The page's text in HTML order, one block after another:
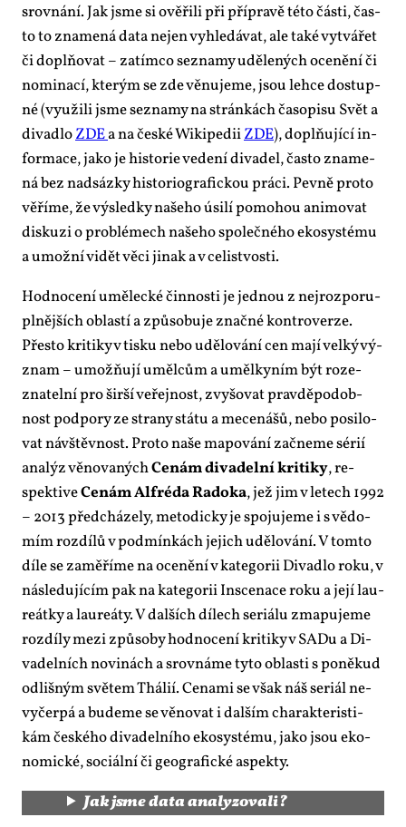
srov­ná­ní. Jak jsme si ově­ři­li při pří­pra­vě té­to čás­ti, čas­
to to zna­me­ná da­ta nejen vy­hle­dá­vat, ale ta­ké vy­tvá­řet
či do­pl­ňo­vat – za­tím­co se­zna­my udě­le­ných oce­ně­ní či
no­mi­na­cí, kte­rým se zde vě­nu­je­me, jsou lehce do­stup­
né (vy­u­ži­li jsme se­zna­my na strán­kách ča­so­pi­su Svět a
di­va­dloZDEa na čes­ké Wi­ki­pe­diiZDE), do­pl­ňu­jí­cí in­
for­ma­ce, ja­ko je his­to­rie ve­de­ní di­va­del, čas­to zna­me­
ná bez nad­sáz­ky his­to­ri­o­gra­fic­kou prá­ci. Pev­ně pro­to
vě­ří­me, že vý­sled­ky na­še­ho úsi­lí po­mo­hou ani­mo­vat
dis­ku­zi o pro­blé­mech na­še­ho spo­leč­né­ho eko­sys­té­mu
a umož­ní vi­dět vě­ci ji­nak a v ce­list­vos­ti.
Hod­no­ce­ní umě­lec­ké čin­nos­ti je jed­nou z nej­roz­po­ru­
pl­něj­ších ob­las­tí a způ­so­bu­je znač­né kon­tro­ver­ze.
Přes­to kri­ti­ky v tis­ku ne­bo udě­lo­vá­ní cen ma­jí vel­ký vý­
znam – umož­ňu­jí uměl­cům a uměl­ky­ním být ro­ze­
zna­tel­ní pro šir­ší ve­řej­nost, zvy­šo­vat prav­dě­po­dob­
nost pod­po­ry ze stra­ny stá­tu a me­ce­nášů, ne­bo po­si­lo­
vat ná­vštěv­nost. Pro­to na­še ma­po­vá­ní za­čne­me sé­rií
ana­lýz vě­no­va­nýchCe­nám di­va­del­ní kri­ti­ky, re­
spek­ti­veCe­nám Alfréda Ra­do­ka, jež jim v le­tech 1992
– 2013 před­chá­ze­ly, me­to­dic­ky je spo­ju­je­me i s vě­do­
mím roz­dí­lů v pod­mín­kách je­jich udě­lo­vá­ní. V tom­to
dí­le se za­mě­ří­me na oce­ně­ní v ka­te­go­rii Di­va­dlo roku, v
ná­sle­du­jí­cím pak na ka­te­go­rii In­sce­na­ce roku a je­jí lau­
re­át­ky a lau­re­á­ty. V dal­ších dí­lech se­ri­á­lu zma­pu­je­me
roz­dí­ly me­zi způ­so­by hod­no­ce­ní kri­ti­ky v SA­Du a Di­
va­del­ních no­vi­nách a srov­ná­me ty­to ob­las­ti s po­ně­kud
od­liš­ným svě­tem Thá­lií. Ce­na­mi se však náš se­ri­ál ne­
vy­čer­pá a bu­de­me se vě­no­vat i dal­ším cha­rak­te­ris­ti­
kám čes­ké­ho di­va­del­ní­ho eko­sys­té­mu, ja­ko jsou eko­
no­mic­ké, so­ci­ál­ní či ge­o­gra­fic­ké aspek­ty.
Jak jsme da­ta ana­ly­zo­va­li?